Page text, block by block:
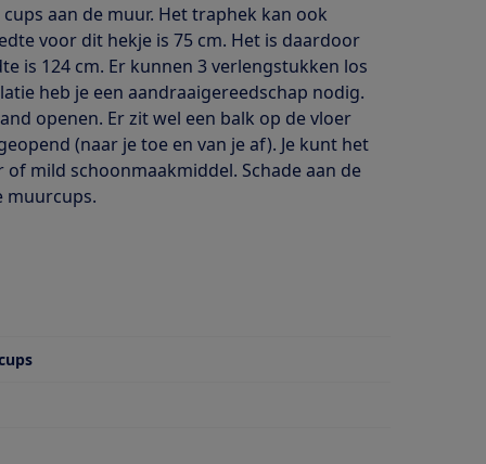
aan de muur. Het traphek kan ook
voor dit hekje is 75 cm. Het is daardoor
is 124 cm. Er kunnen 3 verlengstukken los
heb je een aandraaigereedschap nodig.
openen. Er zit wel een balk op de vloer
(naar je toe en van je af). Je kunt het
mild schoonmaakmiddel. Schade aan de
muurcups.